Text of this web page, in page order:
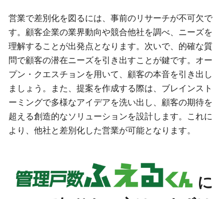
営業で差別化を図るには、事前のリサーチが不可欠で
す。顧客企業の業界動向や競合他社を調べ、ニーズを
理解することが出発点となります。次いで、的確な質
問で顧客の潜在ニーズを引き出すことが鍵です。オー
プン・クエスチョンを用いて、顧客の本音を引き出し
ましょう。また、提案を作成する際は、ブレインスト
ーミングで多様なアイデアを洗い出し、顧客の期待を
超える創造的なソリューションを設計します。これに
より、他社と差別化した営業が可能となります。
に